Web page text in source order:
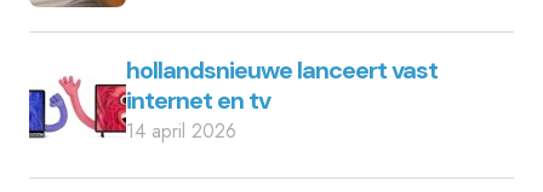
hollandsnieuwe lanceert vast
internet en tv
14 april 2026